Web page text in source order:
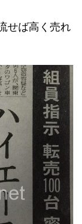
せば高く売れ